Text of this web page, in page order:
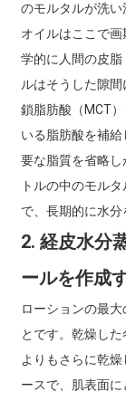
のモルタルが洗
オイルはここで
学的に人間の皮脂
ルはそうした隙
鎖脂肪酸（MCT
いる脂肪酸を補
要な脂質を省略
トルの中のモル
で、長期的に水分
2. 経皮水分
ールを作成
ローションの最
とです。乾燥し
よりもさらに乾
ースで、肌表面